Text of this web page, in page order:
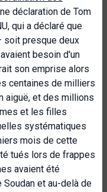
déclaration de Tom
qui a déclaré que
soit presque deux
besoin d'un
son emprise alors
centaines de milliers
aiguë, et des millions
et les filles
systématiques
mois de cette
tués lors de frappes
avaient été
et au-delà de